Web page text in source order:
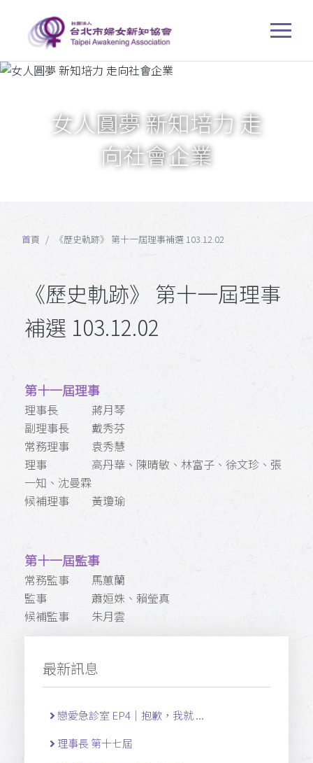
女人圓夢 新知培力 走
向社會企業
首頁 《歷史軌跡》 第十一屆理事補選 103.12.02
《歷史軌跡》 第十一屆理事
補選 103.12.02
第十一屆理事
理事長 蔣月琴
副理事長 戴秀芬
常務理事 袁秀慧
理事 高丹華、陳晴敏、林富子、徐文珍、張
一知、沈曼霖
候補理事 黃瓊瑜
第十一屆監事
常務監事 馬蕙蘭
監事 蕭姮姝、賴瑩真
候補監事 朱月雲
最新訊息
戀愛急診室 EP4｜抱歉，我就 ...
理事長 第十七屆